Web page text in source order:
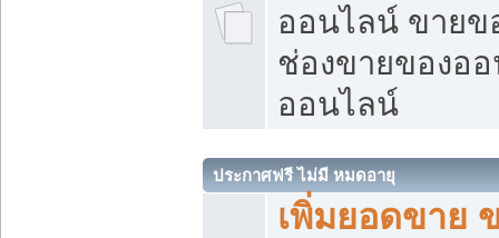
ออนไลน์ ขายข
ช่องขายของอ
ออนไลน์
ประกาศฟรี ไม่มี หมดอายุ
เพิ่มยอดขาย